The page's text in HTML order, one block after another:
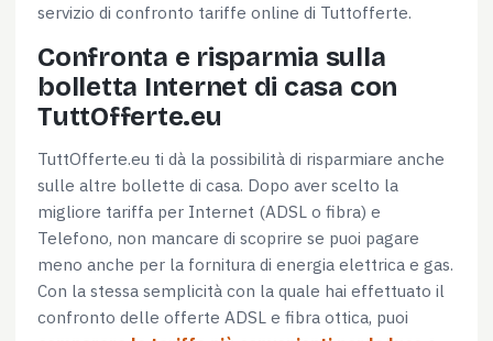
servizio di confronto tariffe online di Tuttofferte.
Confronta e risparmia sulla
bolletta Internet di casa con
TuttOfferte.eu
TuttOfferte.eu ti dà la possibilità di risparmiare anche
sulle altre bollette di casa. Dopo aver scelto la
migliore tariffa per Internet (ADSL o fibra) e
Telefono, non mancare di scoprire se puoi pagare
meno anche per la fornitura di energia elettrica e gas.
Con la stessa semplicità con la quale hai effettuato il
confronto delle offerte ADSL e fibra ottica, puoi